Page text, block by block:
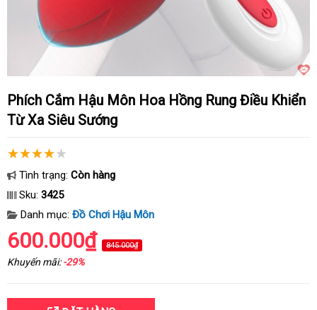
Phích Cắm Hậu Môn Hoa Hồng Rung Điều Khiển
Từ Xa Siêu Sướng
Tình trạng: Còn hàng
Sku: 3425
Danh mục: Đồ Chơi Hậu Môn
600.000₫ 845.000₫
Khuyến mãi:-29%